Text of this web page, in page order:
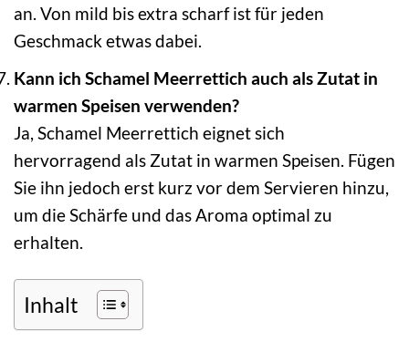
an. Von mild bis extra scharf ist für jeden
Geschmack etwas dabei.
Kann ich Schamel Meerrettich auch als Zutat in
warmen Speisen verwenden?
Ja, Schamel Meerrettich eignet sich
hervorragend als Zutat in warmen Speisen. Fügen
Sie ihn jedoch erst kurz vor dem Servieren hinzu,
um die Schärfe und das Aroma optimal zu
erhalten.
Inhalt